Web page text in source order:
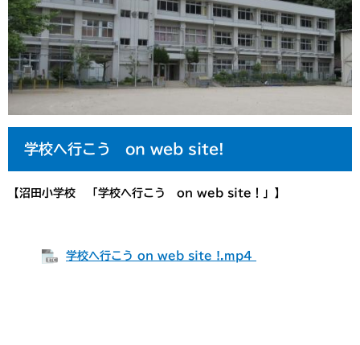
学校へ行こう on web site!
【沼田小学校 「学校へ行こう on web site！」】
学校へ行こう on web site !.mp4